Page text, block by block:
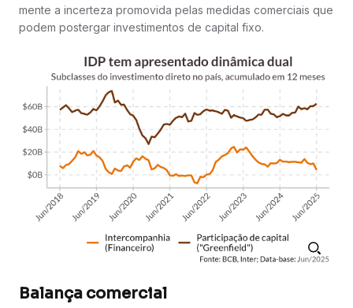
mente a incerteza promovida pelas medidas comerciais que
podem postergar investimentos de capital fixo.
Balança comercial